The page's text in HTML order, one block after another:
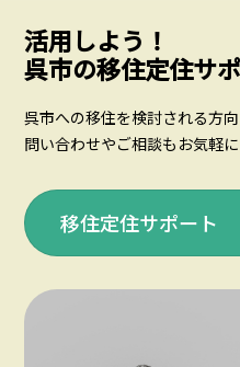
活用しよう！
呉市の移住定住サ
呉市への移住を検討される方
問い合わせやご相談もお気軽に
移住定住サポート